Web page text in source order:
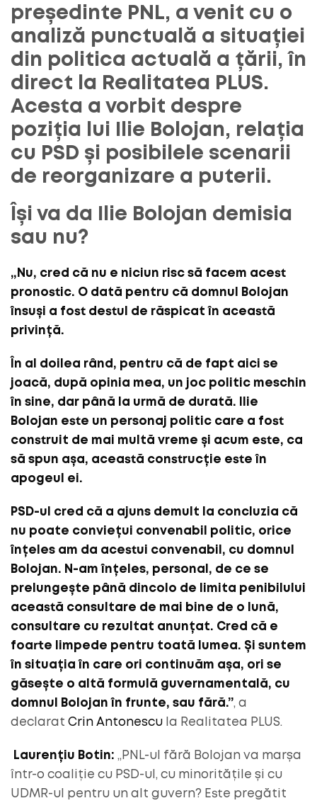
președinte PNL, a venit cu o
analiză punctuală a situației
din politica actuală a țării, în
direct la Realitatea PLUS.
Acesta a vorbit despre
poziția lui Ilie Bolojan, relația
cu PSD și posibilele scenarii
de reorganizare a puterii.
Își va da Ilie Bolojan demisia
sau nu?
„Nu, cred că nu e niciun risc să facem acest
pronostic. O dată pentru că domnul Bolojan
însuși a fost destul de răspicat în această
privință.
În al doilea rând, pentru că de fapt aici se
joacă, după opinia mea, un joc politic meschin
în sine, dar până la urmă de durată. Ilie
Bolojan este un personaj politic care a fost
construit de mai multă vreme și acum este, ca
să spun așa, această construcție este în
apogeul ei.
PSD-ul cred că a ajuns demult la concluzia că
nu poate conviețui convenabil politic, orice
înțeles am da acestui convenabil, cu domnul
Bolojan. N-am înțeles, personal, de ce se
prelungește până dincolo de limita penibilului
această consultare de mai bine de o lună,
consultare cu rezultat anunțat. Cred că e
foarte limpede pentru toată lumea. Și suntem
în situația în care ori continuăm așa, ori se
găsește o altă formulă guvernamentală, cu
domnul Bolojan în frunte, sau fără.”, a
declarat Crin Antonescu la Realitatea PLUS.
Laurențiu Botin: „PNL-ul fără Bolojan va marșa
într-o coaliție cu PSD-ul, cu minoritățile și cu
UDMR-ul pentru un alt guvern? Este pregătit